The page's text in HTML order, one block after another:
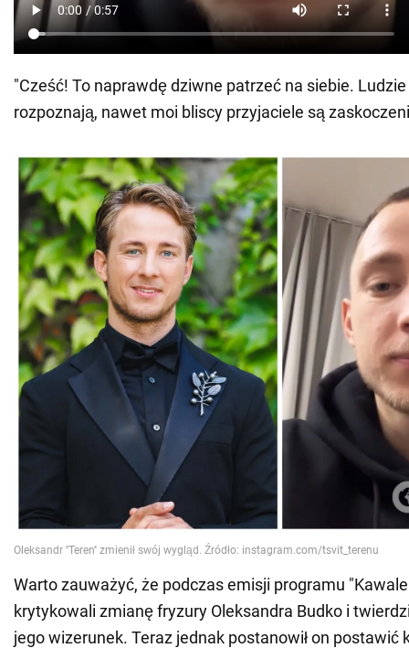
"Cześć! To naprawdę dziwne patrzeć na siebie.
rozpoznają, nawet moi bliscy przyjaciele są
Warto zauważyć, że podczas emisji programu
krytykowali zmianę fryzury Oleksandra Budko i
jego wizerunek. Teraz jednak postanowił on postawić